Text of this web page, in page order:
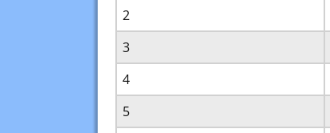
2
3
4
5